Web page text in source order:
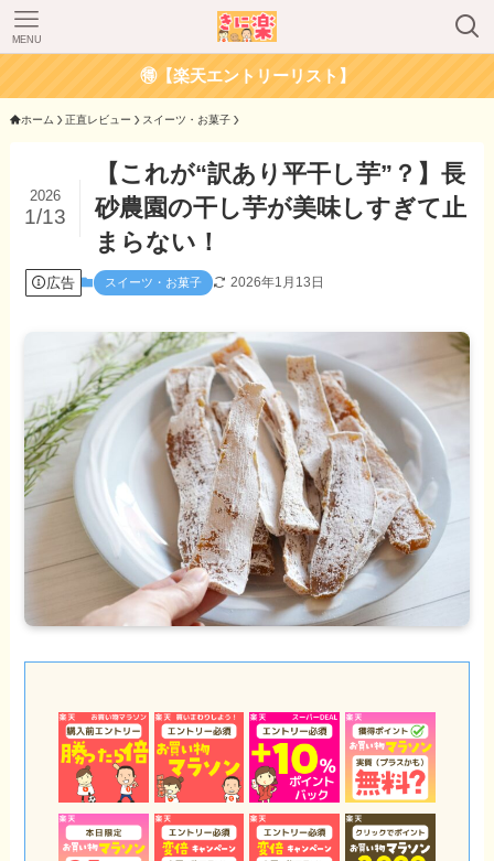
MENU
🉐【楽天エントリーリスト】
ホーム 正直レビュー スイーツ・お菓子
【これが“訳あり平干し芋”？】長
砂農園の干し芋が美味しすぎて止
まらない！
2026
1/13
広告 スイーツ・お菓子 2026年1月13日